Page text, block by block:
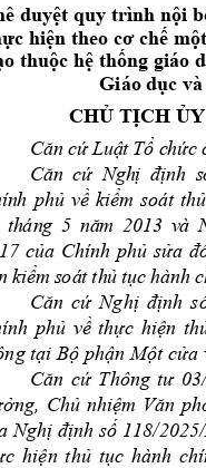
duyệt quy trình nội
hiện theo cơ chế một
thuộc hệ thống giáo
Giáo dục và
CHỦ TỊCH ỦY
Căn cứ Luật Tổ chức
Căn cứ
  N
ghị định
  s
ính phủ về kiểm soát thủ
tháng 5 năm 2013 và
của Chính phủ sửa
kiểm soát thủ tục hành c
Căn cứ Nghị định
phủ về thực hiện
tại Bộ phận Một cửa
Căn cứ Thông tư
Chủ nhiệm Văn
Nghị định số 118/
hiện thủ tục hành